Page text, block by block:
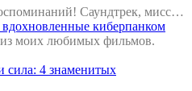
Саундтрек, мисс…
киберпанком
моих любимых фильмов.
сила: 4 знаменитых